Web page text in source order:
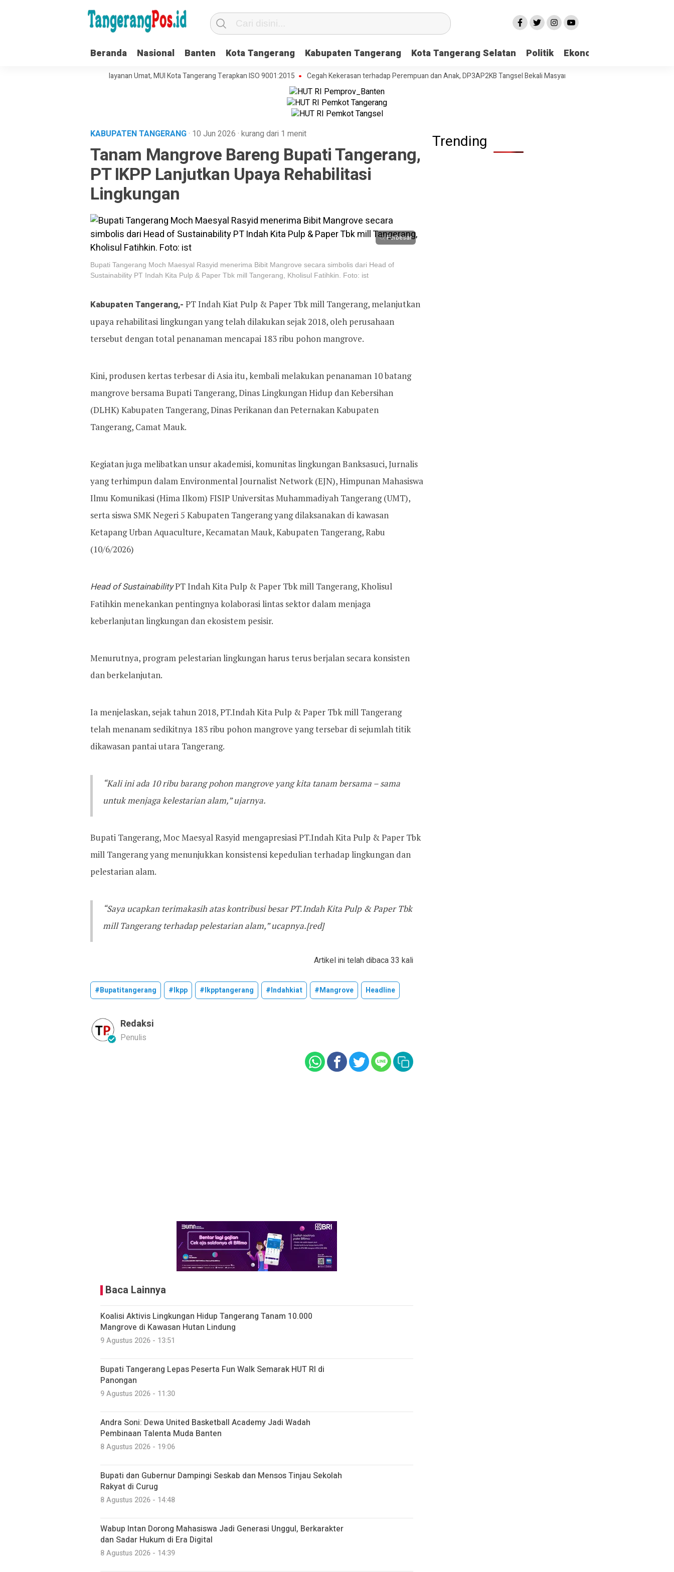
Beranda Nasional Banten Kota Tangerang Kabupaten Tangerang Kota Tangerang Selatan Politik Ekonomi
Kelola Organisasi dan Pelayanan Umat, MUI Kota Tangerang Terapkan ISO 9001:2015 Cegah Kekerasan terhadap Perempuan dan Anak, DP3AP2KB Tangsel Bekali Masyarakat Manajemen Stres dan Dukungan
KABUPATEN TANGERANG· 10 Jun 2026 · kurang dari 1 menit
Tanam Mangrove Bareng Bupati Tangerang,
PT IKPP Lanjutkan Upaya Rehabilitasi
Lingkungan
Perbesar
Bupati Tangerang Moch Maesyal Rasyid menerima Bibit Mangrove secara simbolis dari Head of
Sustainability PT Indah Kita Pulp & Paper Tbk mill Tangerang, Kholisul Fatihkin. Foto: ist
Kabupaten Tangerang,- PT Indah Kiat Pulp & Paper Tbk mill Tangerang, melanjutkan
upaya rehabilitasi lingkungan yang telah dilakukan sejak 2018, oleh perusahaan
tersebut dengan total penanaman mencapai 183 ribu pohon mangrove.
Kini, produsen kertas terbesar di Asia itu, kembali melakukan penanaman 10 batang
mangrove bersama Bupati Tangerang, Dinas Lingkungan Hidup dan Kebersihan
(DLHK) Kabupaten Tangerang, Dinas Perikanan dan Peternakan Kabupaten
Tangerang, Camat Mauk.
Kegiatan juga melibatkan unsur akademisi, komunitas lingkungan Banksasuci, Jurnalis
yang terhimpun dalam Environmental Journalist Network (EJN), Himpunan Mahasiswa
Ilmu Komunikasi (Hima Ilkom) FISIP Universitas Muhammadiyah Tangerang (UMT),
serta siswa SMK Negeri 5 Kabupaten Tangerang yang dilaksanakan di kawasan
Ketapang Urban Aquaculture, Kecamatan Mauk, Kabupaten Tangerang, Rabu
(10/6/2026)
Head of SustainabilityPT Indah Kita Pulp & Paper Tbk mill Tangerang, Kholisul
Fatihkin menekankan pentingnya kolaborasi lintas sektor dalam menjaga
keberlanjutan lingkungan dan ekosistem pesisir.
Menurutnya, program pelestarian lingkungan harus terus berjalan secara konsisten
dan berkelanjutan.
Ia menjelaskan, sejak tahun 2018, PT.Indah Kita Pulp & Paper Tbk mill Tangerang
telah menanam sedikitnya 183 ribu pohon mangrove yang tersebar di sejumlah titik
dikawasan pantai utara Tangerang.
“Kali ini ada 10 ribu barang pohon mangrove yang kita tanam bersama – sama
untuk menjaga kelestarian alam,” ujarnya.
Bupati Tangerang, Moc Maesyal Rasyid mengapresiasi PT.Indah Kita Pulp & Paper Tbk
mill Tangerang yang menunjukkan konsistensi kepedulian terhadap lingkungan dan
pelestarian alam.
“Saya ucapkan terimakasih atas kontribusi besar PT.Indah Kita Pulp & Paper Tbk
mill Tangerang terhadap pelestarian alam,” ucapnya.[red]
Artikel ini telah dibaca 33 kali
#bupatitangerang #ikpp #ikpptangerang #indahkiat #mangrove Headline
Redaksi
Penulis
Baca Lainnya
Koalisi Aktivis Lingkungan Hidup Tangerang Tanam 10.000
Mangrove di Kawasan Hutan Lindung
9 Agustus 2026 - 13:51
Bupati Tangerang Lepas Peserta Fun Walk Semarak HUT RI di
Panongan
9 Agustus 2026 - 11:30
Andra Soni: Dewa United Basketball Academy Jadi Wadah
Pembinaan Talenta Muda Banten
8 Agustus 2026 - 19:06
Bupati dan Gubernur Dampingi Seskab dan Mensos Tinjau Sekolah
Rakyat di Curug
8 Agustus 2026 - 14:48
Wabup Intan Dorong Mahasiswa Jadi Generasi Unggul, Berkarakter
dan Sadar Hukum di Era Digital
8 Agustus 2026 - 14:39
Trending